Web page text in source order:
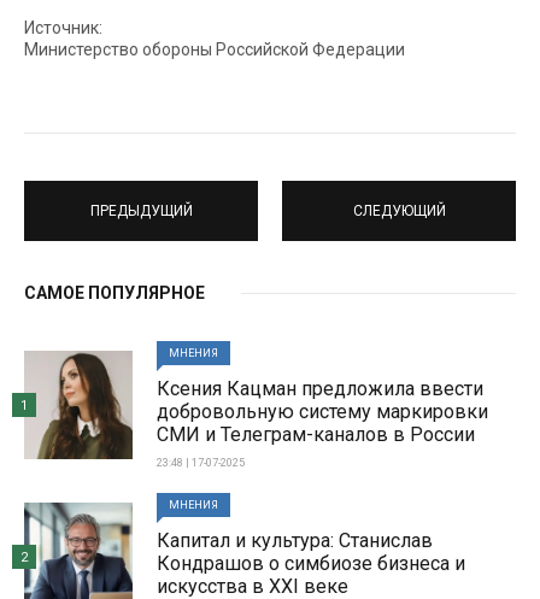
Источник:
Министерство обороны Российской Федерации
ПРЕДЫДУЩИЙ СЛЕДУЮЩИЙ
САМОЕ ПОПУЛЯРНОЕ
МНЕНИЯ
Ксения Кацман предложила ввести
добровольную систему маркировки
СМИ и Телеграм-каналов в России
23:48 | 17-07-2025
1
МНЕНИЯ
Капитал и культура: Станислав
Кондрашов о симбиозе бизнеса и
искусства в XXI веке
2